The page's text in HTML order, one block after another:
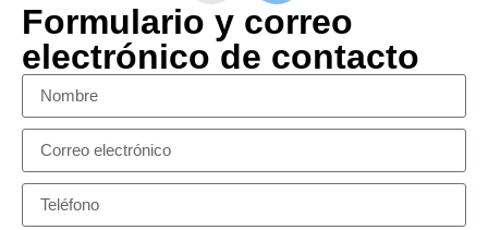
Formulario y correo
electrónico de contacto